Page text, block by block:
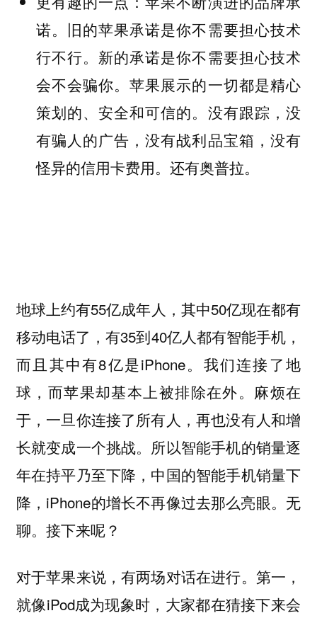
诺。旧的苹果承诺是你不需要担心技术
行不行。新的承诺是你不需要担心技术
会不会骗你。苹果展示的一切都是精心
策划的、安全和可信的。没有跟踪，没
有骗人的广告，没有战利品宝箱，没有
怪异的信用卡费用。还有奥普拉。
地球上约有55亿成年人，其中50亿现在都有
移动电话了，有35到40亿人都有智能手机，
而且其中有8亿是iPhone。我们连接了地
球，而苹果却基本上被排除在外。麻烦在
于，一旦你连接了所有人，再也没有人和增
长就变成一个挑战。所以智能手机的销量逐
年在持平乃至下降，中国的智能手机销量下
降，iPhone的增长不再像过去那么亮眼。无
聊。接下来呢？
对于苹果来说，有两场对话在进行。第一，
就像iPod成为现象时，大家都在猜接下来会